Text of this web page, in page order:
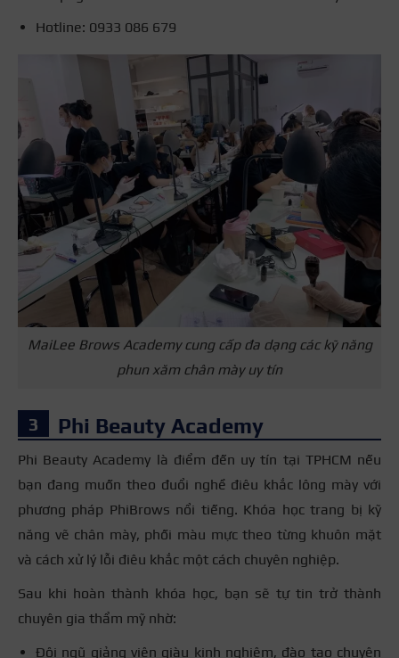
Hotline: 0933 086 679
MaiLee Brows Academy cung cấp đa dạng các kỹ năng
phun xăm chân mày uy tín
Phi Beauty Academy
Phi Beauty Academy là điểm đến uy tín tại TPHCM nếu
bạn đang muốn theo đuổi nghề điêu khắc lông mày với
phương pháp PhiBrows nổi tiếng. Khóa học trang bị kỹ
năng vẽ chân mày, phối màu mực theo từng khuôn mặt
và cách xử lý lỗi điêu khắc một cách chuyên nghiệp.
Sau khi hoàn thành khóa học, bạn sẽ tự tin trở thành
chuyên gia thẩm mỹ nhờ:
Đội ngũ giảng viên giàu kinh nghiệm, đào tạo chuyên